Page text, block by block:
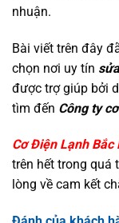
nhuận.
Bài viết trên đây
chọn nơi uy tín
được trợ giúp bởi
tìm đến Công ty
Cơ Điện Lạnh Bắc
trên hết trong quá
lòng về cam kết